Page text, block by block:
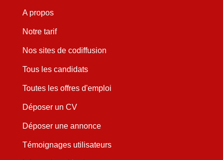
A propos
Notre tarif
Nos sites de codiffusion
Tous les candidats
Toutes les offres d'emploi
Déposer un CV
Déposer une annonce
Témoignages utilisateurs